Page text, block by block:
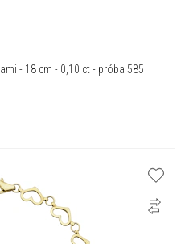
- 18 cm - 0,10 ct - próba 585